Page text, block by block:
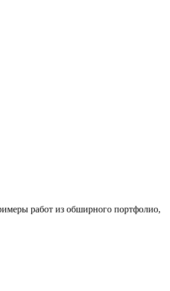
работ из обширного портфолио,